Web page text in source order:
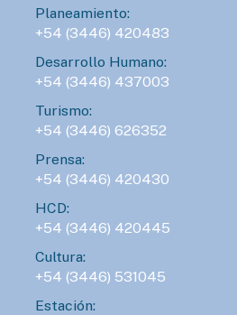
Planeamiento:
+54 (3446) 420483
Desarrollo Humano:
+54 (3446) 437003
Turismo:
+54 (3446) 626352
Prensa:
+54 (3446) 420430
HCD:
+54 (3446) 420445
Cultura:
+54 (3446) 531045
Estación: